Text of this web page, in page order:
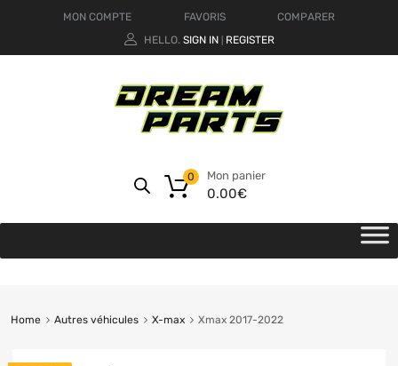
MON COMPTE FAVORIS
COMPARER
HELLO. SIGN IN REGISTER
Mon panier
0.00€
0
Home Autres véhicules X-max Xmax 2017-2022